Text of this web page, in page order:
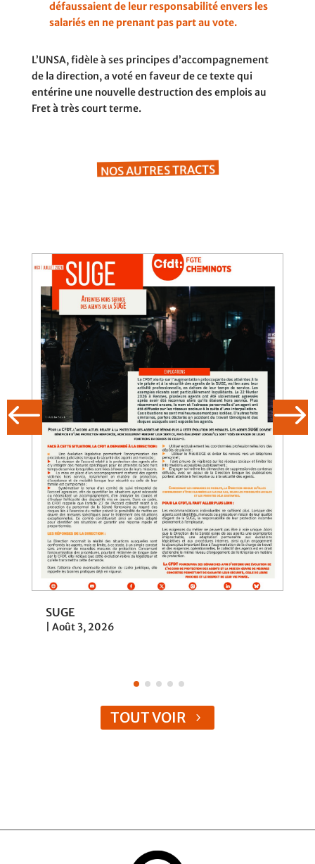
défaussaient de leur responsabilité envers les
salariés en ne prenant pas part au vote.
L’UNSA, fidèle à ses principes d’accompagnement
de la direction, a voté en faveur de ce texte qui
entérine une nouvelle destruction des emplois au
Fret à très court terme.
NOS AUTRES TRACTS
SUGE
Août 3, 2026
TOUT VOIR